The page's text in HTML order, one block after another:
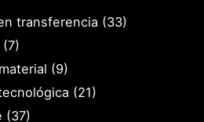
transferencia (33)
(7)
(9)
(21)
(37)